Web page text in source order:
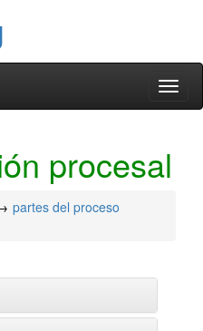
procesal
partes del proceso